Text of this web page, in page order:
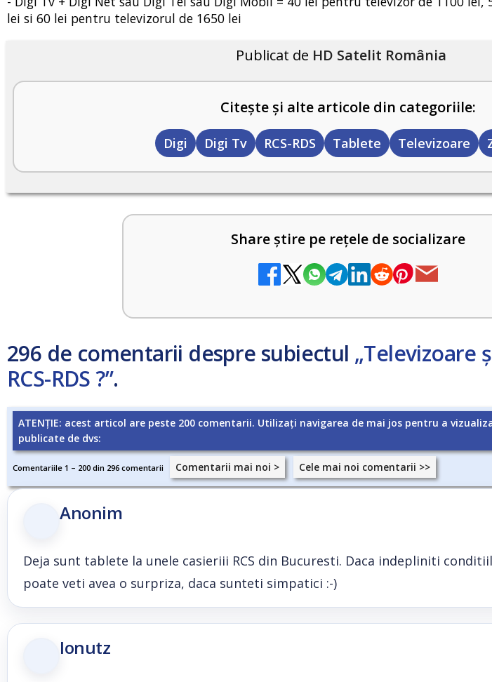
lei si 60 lei pentru televizorul de 1650 lei
Publicat de HD Satelit România
Citește și alte articole din categoriile:
Digi Digi Tv RCS-RDS Tablete Televizoare
Share știre pe rețele de socializare
296 de comentarii despre subiectul „Televizoare
RCS-RDS ?”.
ATENȚIE: acest articol are peste 200 comentarii. Utilizați navigarea de mai jos pentru a
publicate de dvs:
Comentariile 1 – 200 din 296 comentarii Comentarii mai noi > Cele mai noi comentarii >>
Anonim
Deja sunt tablete la unele casieriii RCS din Bucuresti. Daca indepliniti
poate veti avea o surpriza, daca sunteti simpatici :-)
Ionutz